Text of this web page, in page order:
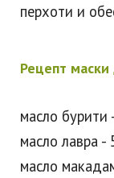
перхоти и
Рецепт
масло бурити
масло лавра -
масло